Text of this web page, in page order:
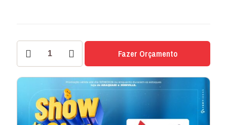
PISO
NAIROBI
60X60
Fazer Orçamento